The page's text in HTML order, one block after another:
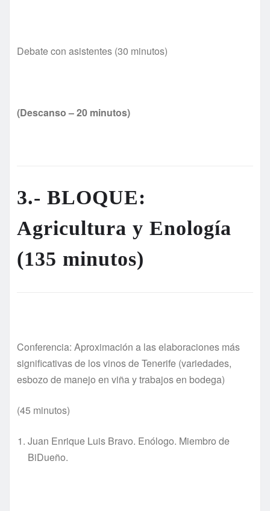
Debate con asistentes (30 minutos)
(Descanso –20 minutos)
3.- BLOQUE:
Agricultura y Enología
(135 minutos)
Conferencia: Aproximación a las elaboraciones más
significativas de los vinos de Tenerife (variedades,
esbozo de manejo en viña y trabajos en bodega)
(45 minutos)
Juan Enrique Luis Bravo. Enólogo. Miembro de
BiDueño.